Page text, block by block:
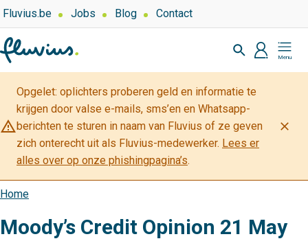
Overslaan
en
naar
de
inhoud
gaan
Top
navigation
Over
Fluvius.be Jobs Blog Contact
Zoeken
profiel
Mijn
Fluvius
warning_amber
Opgelet: oplichters proberen geld en informatie te
krijgen door valse e-mails, sms’en en Whatsapp-
berichten te sturen in naam van Fluvius of ze geven
zich onterecht uit als Fluvius-medewerker. Lees er
alles over op onze phishingpagina’s.
close
Kruimelpad
Home
Moody’s Credit Opinion 21 May